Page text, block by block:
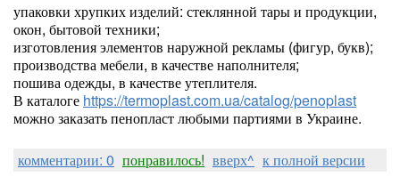
упаковки хрупких изделий: стеклянной тары и продукции,
окон, бытовой техники;
изготовления элементов наружной рекламы (фигур, букв);
производства мебели, в качестве наполнителя;
пошива одежды, в качестве утеплителя.
В каталоге https://termoplast.com.ua/catalog/penoplast
можно заказать пенопласт любыми партиями в Украине.
комментарии: 0 понравилось! вверх^ к полной версии